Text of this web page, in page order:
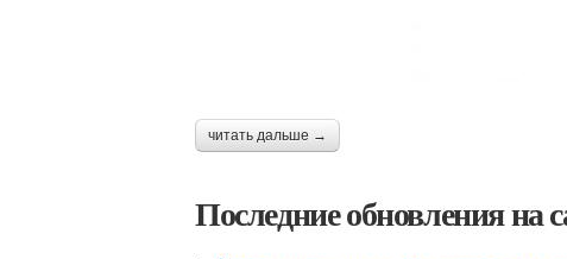
читать дальше →
Последние обновления на